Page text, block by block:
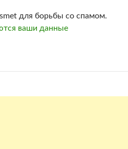
для борьбы со спамом.
ваши данные